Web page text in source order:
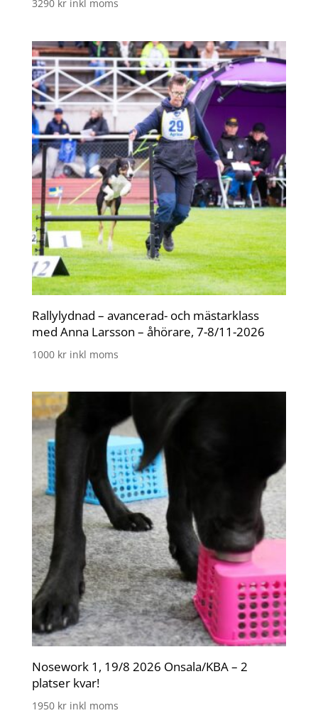
3290 kr inkl moms
Rallylydnad – avancerad- och mästarklass
med Anna Larsson – åhörare, 7-8/11-2026
1000 kr inkl moms
Nosework 1, 19/8 2026 Onsala/KBA – 2
platser kvar!
1950 kr inkl moms